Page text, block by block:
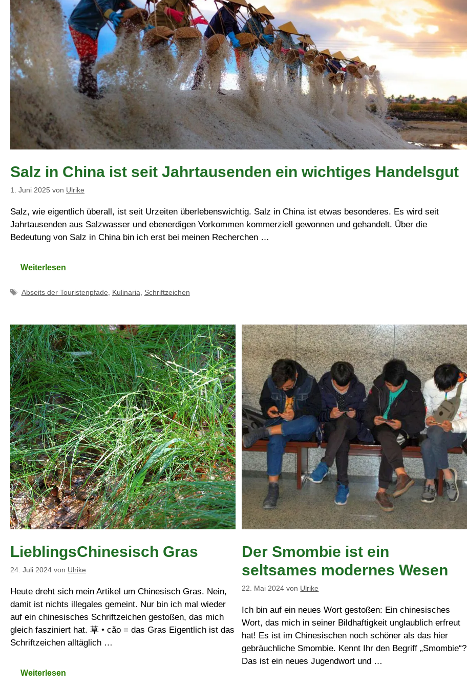
Salz in China ist seit Jahrtausenden ein wichtiges Handelsgut
1. Juni 2025 von Ulrike
Salz, wie eigentlich überall, ist seit Urzeiten überlebenswichtig. Salz in China ist etwas besonderes. Es wird seit
Jahrtausenden aus Salzwasser und ebenerdigen Vorkommen kommerziell gewonnen und gehandelt. Über die
Bedeutung von Salz in China bin ich erst bei meinen Recherchen …
Weiterlesen
Schlagwörter
Abseits der Touristenpfade Kulinaria Schriftzeichen
LieblingsChinesisch Gras
24. Juli 2024 von Ulrike
Heute dreht sich mein Artikel um Chinesisch Gras. Nein,
damit ist nichts illegales gemeint. Nur bin ich mal wieder
auf ein chinesisches Schriftzeichen gestoßen, das mich
gleich fasziniert hat. 草 • cǎo = das Gras Eigentlich ist das
Schriftzeichen alltäglich …
Weiterlesen
Der Smombie ist ein
seltsames modernes Wesen
22. Mai 2024 von Ulrike
Ich bin auf ein neues Wort gestoßen: Ein chinesisches
Wort, das mich in seiner Bildhaftigkeit unglaublich erfreut
hat! Es ist im Chinesischen noch schöner als das hier
gebräuchliche Smombie. Kennt Ihr den Begriff „Smombie“?
Das ist ein neues Jugendwort und …